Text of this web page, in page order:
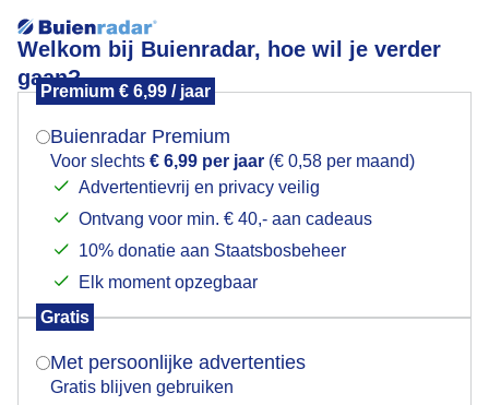
Welkom bij Buienradar, hoe wil je verder
gaan?
Premium € 6,99 / jaar
Buienradar Premium
Voor slechts € 6,99 per jaar (€ 0,58 per maand)
Advertentievrij en privacy veilig
Ontvang voor min. € 40,- aan cadeaus
10% donatie aan Staatsbosbeheer
Elk moment opzegbaar
Gratis
Met persoonlijke advertenties
Gratis blijven gebruiken
schitterend herfstweer
Mogen we je locatie gebruiken voor het
Indien je hier nog geen akkoord op hebt gegeven,
verschijnt er zo een pop-up uit je browser waarin
Is goed, toon de popup